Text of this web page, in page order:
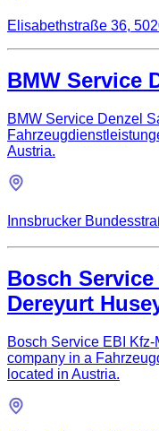
Elisabethstraße 36,
BMW Service
BMW Service Denzel
Austria.
Innsbrucker
Bosch
Dereyurt
Bosch Service EBI
company in a
located in Austria.